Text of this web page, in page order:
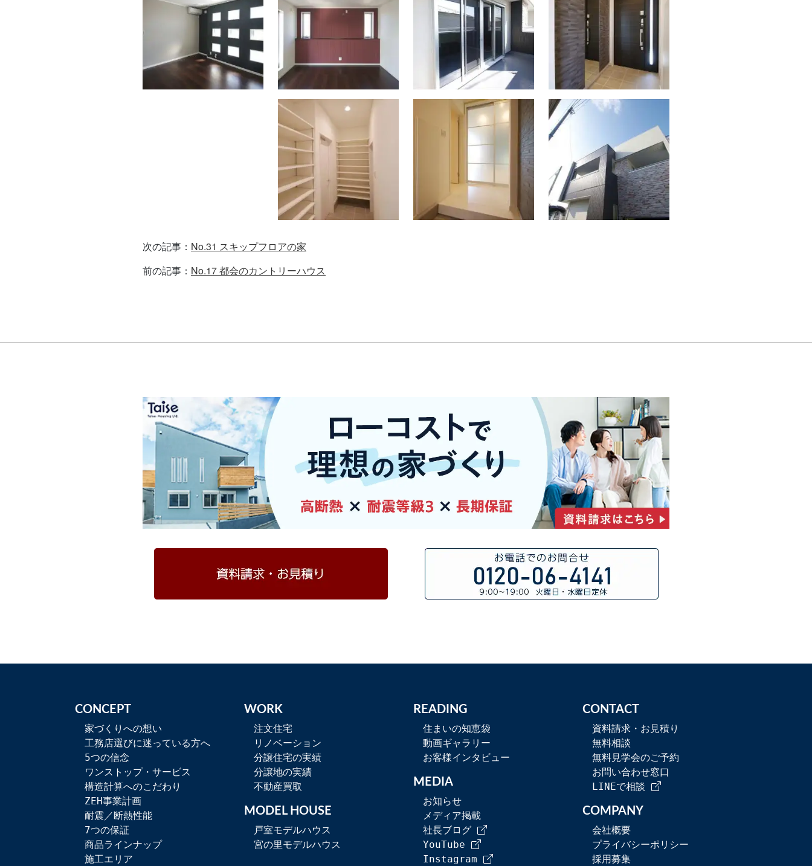
次の記事： No.31 スキップフロアの家
前の記事： No.17 都会のカントリーハウス
CONCEPT
家づくりへの想い
工務店選びに迷っている方へ
5つの信念
ワンストップ・サービス
構造計算へのこだわり
ZEH事業計画
耐震／断熱性能
7つの保証
商品ラインナップ
施工エリア
WORK
注文住宅
リノベーション
分譲住宅の実績
分譲地の実績
不動産買取
MODEL HOUSE
戸室モデルハウス
宮の里モデルハウス
READING
住まいの知恵袋
動画ギャラリー
お客様インタビュー
MEDIA
お知らせ
メディア掲載
社長ブログ
YouTube
Instagram
CONTACT
資料請求・お見積り
無料相談
無料見学会のご予約
お問い合わせ窓口
LINEで相談
COMPANY
会社概要
プライバシーポリシー
採用募集